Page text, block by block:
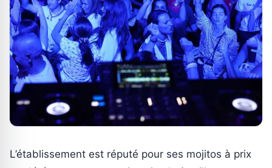
L’établissement est réputé pour ses mojitos à prix